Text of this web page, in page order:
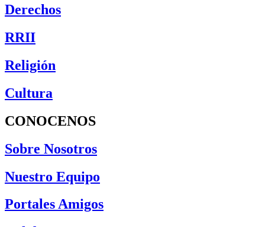
Derechos
RRII
Religión
Cultura
CONOCENOS
Sobre Nosotros
Nuestro Equipo
Portales Amigos